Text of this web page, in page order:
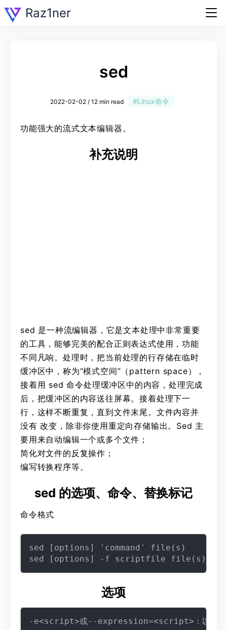
Raz1ner
sed
2022-02-02 / 12 min read #Linux命令
功能强大的流式文本编辑器。
补充说明
sed 是一种流编辑器，它是文本处理中非常重要
的工具，能够完美的配合正则表达式使用，功能
不同凡响。处理时，把当前处理的行存储在临时
缓冲区中，称为“模式空间”（pattern space），
接着用 sed 命令处理缓冲区中的内容，处理完成
后，把缓冲区的内容送往屏幕。接着处理下一
行，这样不断重复，直到文件末尾。文件内容并
没有 改变，除非你使用重定向存储输出。Sed 主
要用来自动编辑一个或多个文件；
简化对文件的反复操作；
编写转换程序等。
sed 的选项、命令、替换标记
命令格式
sed [options] 'command' file(s)
选项
-e<script>或--expression=<script>：以选项